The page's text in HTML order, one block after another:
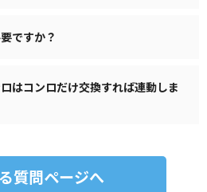
ですか？
はコンロだけ交換すれば連動しま
質問ページへ